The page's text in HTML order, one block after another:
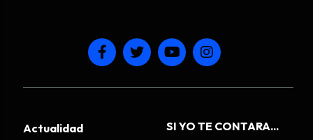
Actualidad
SI YO TE CONTARA...